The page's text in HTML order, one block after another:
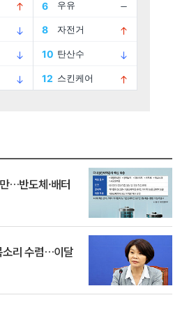
…반도체·배터
소리 수렴…이달